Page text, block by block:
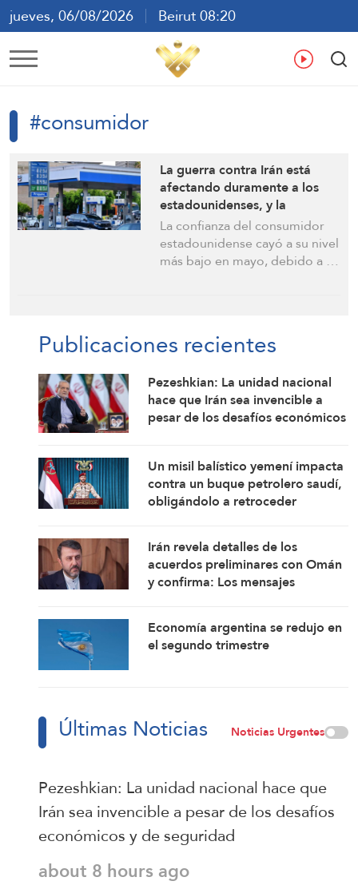
jueves, 06/08/2026
Beirut 08:20
ع En
#consumidor
La guerra contra Irán está
afectando duramente a los
estadounidenses, y la
confianza del consumidor se
encuentra en un mínimo
histórico
La confianza del consumidor
estadounidense cayó a su nivel
más bajo en mayo, debido a …
Publicaciones recientes
Pezeshkian: La unidad nacional
hace que Irán sea invencible a
pesar de los desafíos económicos
Un misil balístico yemení impacta
contra un buque petrolero saudí,
obligándolo a retroceder
Irán revela detalles de los
acuerdos preliminares con Omán
y confirma: Los mensajes
disposición a retomar sus
compromisos
Economía argentina se redujo en
el segundo trimestre
Últimas Noticias Noticias Urgentes
Pezeshkian: La unidad nacional hace que
Irán sea invencible a pesar de los desafíos
económicos y de seguridad
about 8 hours ago